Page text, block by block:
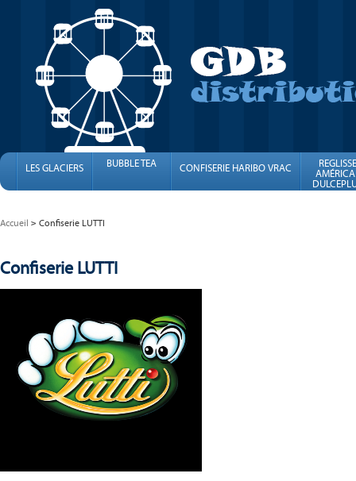
LES GLACIERS BUBBLE TEA CONFISERIE HARIBO VRAC
FINI
Accueil Confiserie LUTTI
Confiserie LUTTI